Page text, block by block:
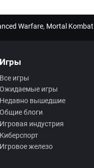
Warfare, Mortal
Игры
Все игры
Ожидаемые игры
Недавно вышедшие
Общие блоги
Игровая индустрия
Киберспорт
Игровое железо